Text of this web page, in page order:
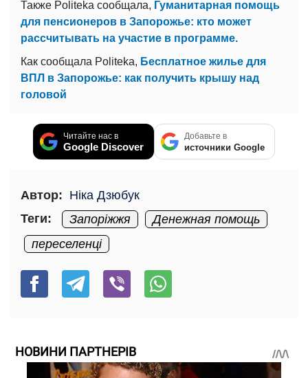
Также Politeka сообщала, Гуманитарная помощь
для пенсионеров в Запорожье: кто может
рассчитывать на участие в программе.
Как сообщала Politeka, Бесплатное жилье для
ВПЛ в Запорожье: как получить крышу над
головой
Читайте нас в
Google Discover
Добавьте в
источники Google
Автор: Ніка Дзюбук
Теги:
Запоріжжя
Денежная помощь
переселенці
НОВИНИ ПАРТНЕРІВ